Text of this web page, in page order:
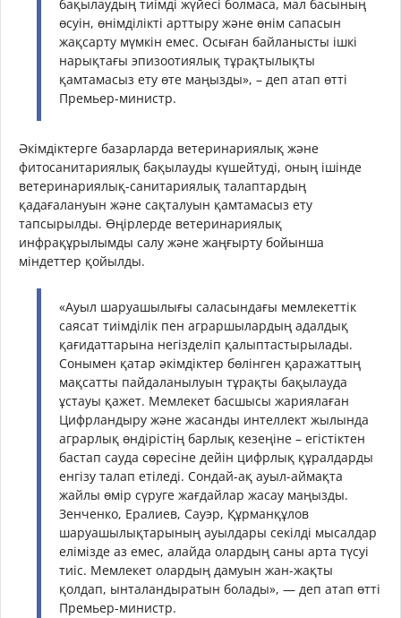
бақылаудың тиімді жүйесі болмаса, мал басының
өсуін, өнімділікті арттыру және өнім сапасын
жақсарту мүмкін емес. Осыған байланысты ішкі
нарықтағы эпизоотиялық тұрақтылықты
қамтамасыз ету өте маңызды», – деп атап өтті
Премьер-министр.
Әкімдіктерге базарларда ветеринариялық және
фитосанитариялық бақылауды күшейтуді, оның ішінде
ветеринариялық-санитариялық талаптардың
қадағалануын және сақталуын қамтамасыз ету
тапсырылды. Өңірлерде ветеринариялық
инфрақұрылымды салу және жаңғырту бойынша
міндеттер қойылды.
«Ауыл шаруашылығы саласындағы мемлекеттік
саясат тиімділік пен аграршылардың адалдық
қағидаттарына негізделіп қалыптастырылады.
Сонымен қатар әкімдіктер бөлінген қаражаттың
мақсатты пайдаланылуын тұрақты бақылауда
ұстауы қажет. Мемлекет басшысы жариялаған
Цифрландыру және жасанды интеллект жылында
аграрлық өндірістің барлық кезеңіне – егістіктен
бастап сауда сөресіне дейін цифрлық құралдарды
енгізу талап етіледі. Сондай-ақ ауыл-аймақта
жайлы өмір сүруге жағдайлар жасау маңызды.
Зенченко, Ералиев, Сауэр, Құрманқұлов
шаруашылықтарының ауылдары секілді мысалдар
елімізде аз емес, алайда олардың саны арта түсуі
тиіс. Мемлекет олардың дамуын жан-жақты
қолдап, ынталандыратын болады», — деп атап өтті
Премьер-министр.